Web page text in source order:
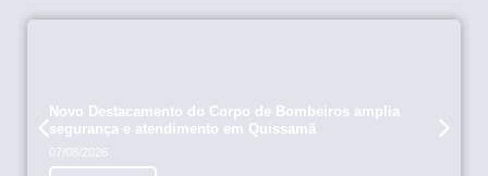
Novo Destacamento do Corpo de Bombeiros amplia
segurança e atendimento em Quissamã
07/08/2026